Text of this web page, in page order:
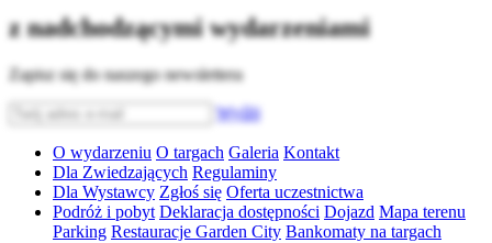
z nadchodzącymi wydarzeniami
Zapisz się do naszego newslettera
Wyślij
O wydarzeniu O targach Galeria Kontakt
Dla Zwiedzających Regulaminy
Dla Wystawcy Zgłoś się Oferta uczestnictwa
Podróż i pobyt Deklaracja dostępności Dojazd Mapa terenu
Parking Restauracje Garden City Bankomaty na targach